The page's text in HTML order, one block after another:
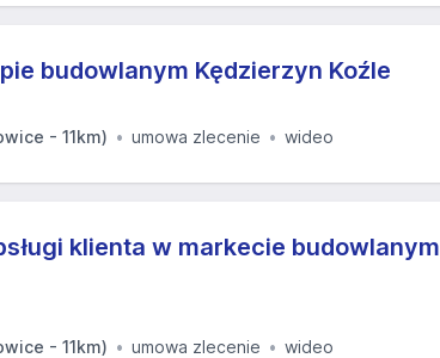
budowlanym Kędzierzyn Koźle
- 11km)
umowa zlecenie wideo
klienta w markecie budowlanym
- 11km)
umowa zlecenie wideo